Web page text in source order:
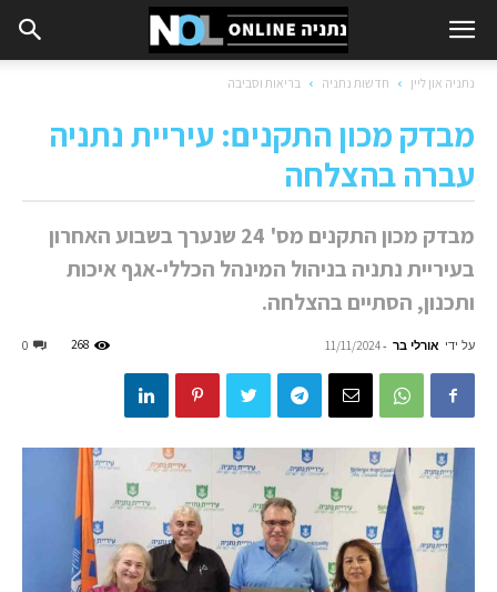
נתניה און ליין חדשות נתניה בריאות וסביבה
מבדק מכון התקנים: עיריית נתניה
עברה בהצלחה
מבדק מכון התקנים מס' 24 שנערך בשבוע האחרון
בעיריית נתניה בניהול המינהל הכללי-אגף איכות
ותכנון, הסתיים בהצלחה.
על ידי אורלי בר -
11/11/2024
0 268